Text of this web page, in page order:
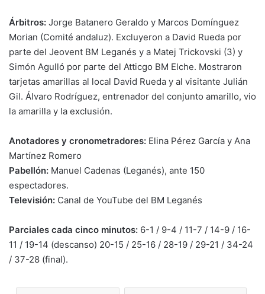
Árbitros: Jorge Batanero Geraldo y Marcos Domínguez
Morian (Comité andaluz). Excluyeron a David Rueda por
parte del Jeovent BM Leganés y a Matej Trickovski (3) y
Simón Agulló por parte del Atticgo BM Elche. Mostraron
tarjetas amarillas al local David Rueda y al visitante Julián
Gil. Álvaro Rodríguez, entrenador del conjunto amarillo, vio
la amarilla y la exclusión.
Anotadores y cronometradores: Elina Pérez García y Ana
Martínez Romero
Pabellón: Manuel Cadenas (Leganés), ante 150
espectadores.
Televisión: Canal de YouTube del BM Leganés
Parciales cada cinco minutos: 6-1 / 9-4 / 11-7 / 14-9 / 16-
11 / 19-14 (descanso) 20-15 / 25-16 / 28-19 / 29-21 / 34-24
/ 37-28 (final).